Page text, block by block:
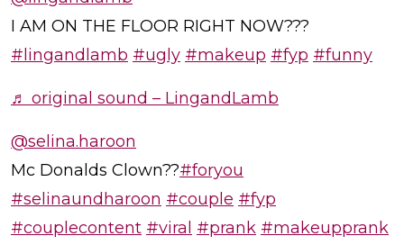
I AM ON THE FLOOR RIGHT NOW???
#lingandlamb #ugly #makeup #fyp #funny
♬ original sound – LingandLamb
@selina.haroon
Mc Donalds Clown??#foryou
#selinaundharoon #couple #fyp
#couplecontent #viral #prank #makeupprank